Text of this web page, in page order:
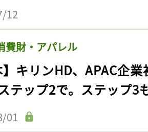
12
費財・アパレル
】キリンHD、APAC企
テップ2で。ステップ3
01